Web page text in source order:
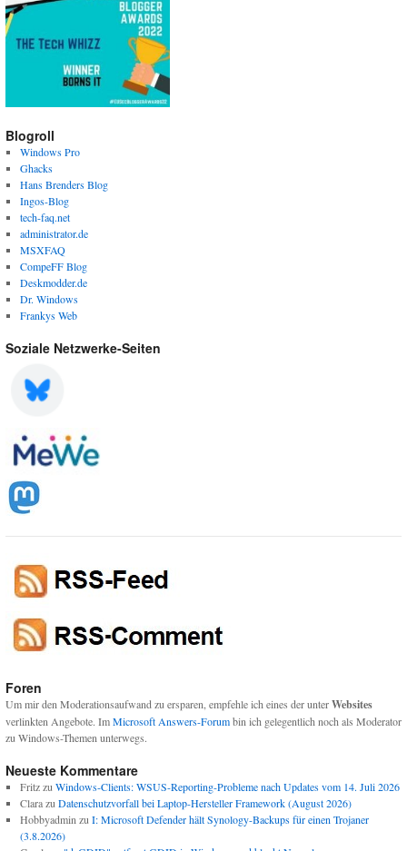
Blogroll
Windows Pro
Ghacks
Hans Brenders Blog
Ingos-Blog
tech-faq.net
administrator.de
MSXFAQ
CompeFF Blog
Deskmodder.de
Dr. Windows
Frankys Web
Soziale Netzwerke-Seiten
Foren
Um mir den Moderationsaufwand zu ersparen, empfehle ich eines der unterWebsites
verlinkten Angebote. ImMicrosoft Answers-Forumbin ich gelegentlich noch als Moderator
zu Windows-Themen unterwegs.
Neueste Kommentare
Fritzzu Windows-Clients: WSUS-Reporting-Probleme nach Updates vom 14. Juli 2026
Clarazu Datenschutzvorfall bei Laptop-Hersteller Framework (August 2026)
Hobbyadmin zu I: Microsoft Defender hält Synology-Backups für einen Trojaner
(3.8.2026)